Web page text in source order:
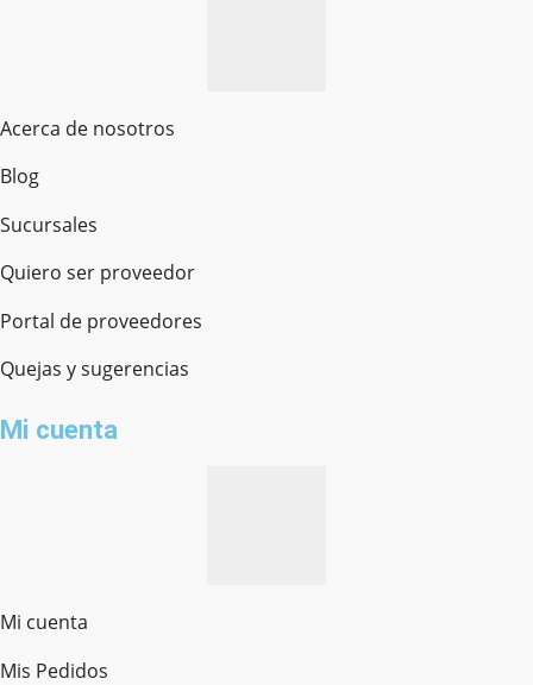
Acerca de nosotros
Blog
Sucursales
Quiero ser proveedor
Portal de proveedores
Quejas y sugerencias
Mi cuenta
Mi cuenta
Mis Pedidos